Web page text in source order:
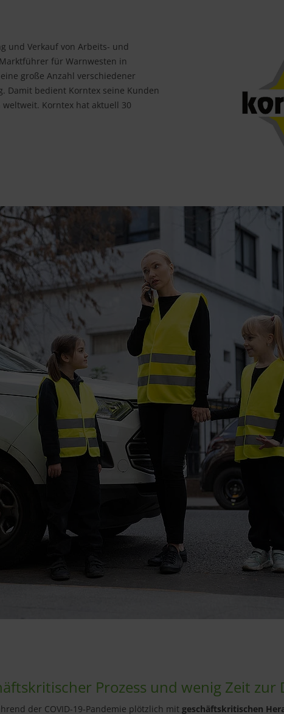
und Verkauf von Arbeits- und
für Warnwesten in
große Anzahl verschiedener
Damit bedient Korntex seine Kunden
Korntex hat aktuell 30
Prozess und wenig Zeit
der COVID-19-Pandemie plötzlich mit geschäftskritischen